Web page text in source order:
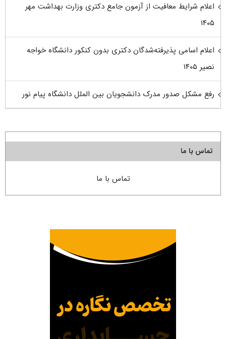
اعلام شرایط معافیت از آزمون جامع دکتری وزارت بهداشت مهر
۱۴۰۵
اعلام اسامی پذیرفته‌شدگان دکتری بدون کنکور دانشگاه خواجه
نصیر ۱۴۰۵
رفع مشکل صدور مدرک دانشجویان بین الملل دانشگاه پیام نور
تماس با ما
تماس با ما